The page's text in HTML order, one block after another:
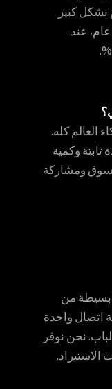
كبير
عند
العالم كله.
ثابتة وكمية
ومشاركة
بسيطة من
اتصال واحدة
نحن نوفر